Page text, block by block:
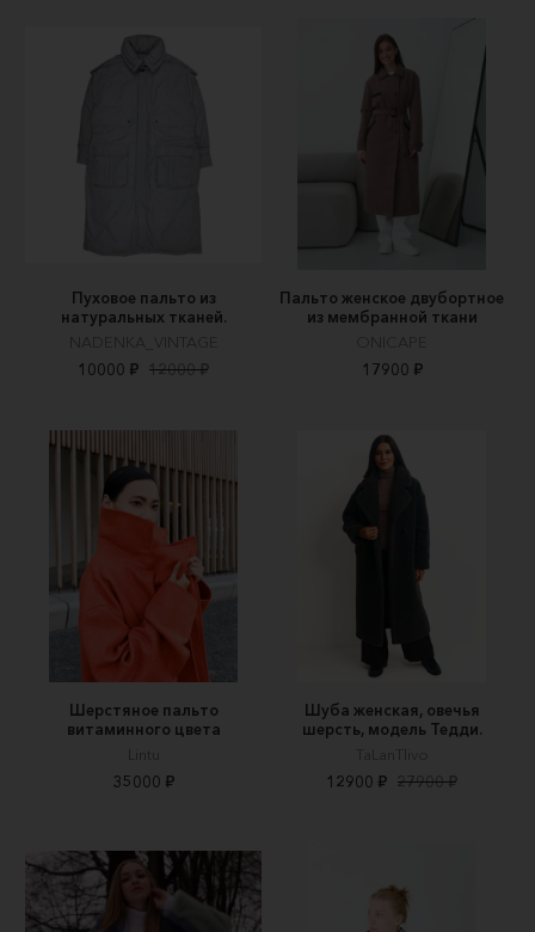
Пуховое пальто из
натуральных тканей.
NADENKA_VINTAGE
10000 ₽ 12000 ₽
Пальто женское двубортное
из мембранной ткани
ONICAPE
17900 ₽
Шерстяное пальто
витаминного цвета
Lintu
35000 ₽
Шуба женская, овечья
шерсть, модель Тедди.
TaLanTlivo
12900 ₽ 27900 ₽